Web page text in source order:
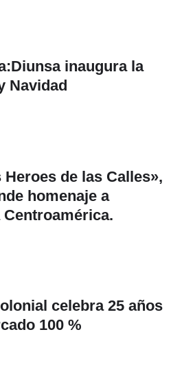
inaugura la
Navidad
de las Calles»,
homenaje a
celebra 25 años
100 %